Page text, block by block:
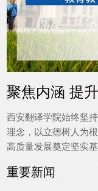
聚焦内涵 提
教...
西安翻译学院始终坚
理念，以立德树人为
高质量发展奠定坚实
重要新闻